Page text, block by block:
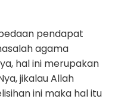
pendapat
agama
hal ini merupakan
jikalau Allah
ini maka hal itu